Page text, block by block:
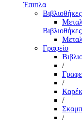
Έπιπλα
Βιβλιοθήκες
Βιβλιοθήκες
Γραφείο
/
/
/
/